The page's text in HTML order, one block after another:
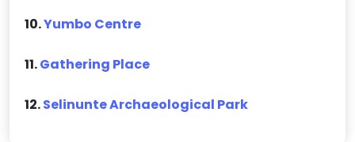
10.Yumbo Centre
11.Gathering Place
12.Selinunte Archaeological Park